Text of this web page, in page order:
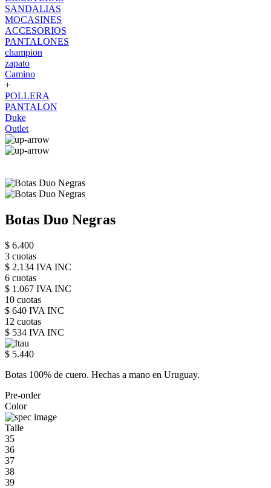
SANDALIAS
MOCASINES
ACCESORIOS
PANTALONES
champion
zapato
Camino
+
POLLERA
PANTALON
Duke
Outlet
Botas Duo Negras
$ 6.400
3 cuotas
$ 2.134 IVA INC
6 cuotas
$ 1.067 IVA INC
10 cuotas
$ 640 IVA INC
12 cuotas
$ 534 IVA INC
$ 5.440
Botas 100% de cuero. Hechas a mano en Uruguay.
Pre-order
Color
Talle
35
36
37
38
39